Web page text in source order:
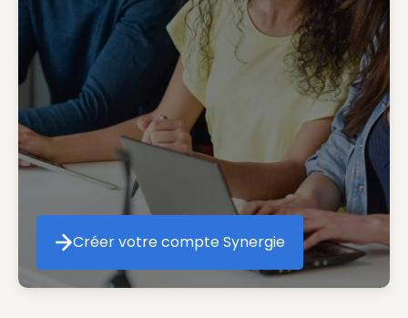
Créer votre compte Synergie
Créer votre compte Synergie